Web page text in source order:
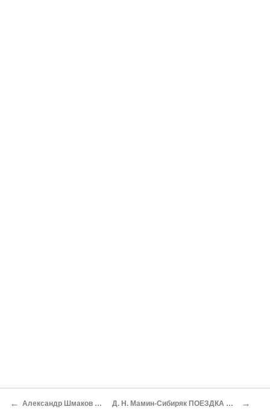
← Александр Шмаков НЕИЗВЕСТНЫЕ АВТОГРАФЫ Д. Н. Мамин-Сибиряк ПОЕЗДКА НА ГОРУ ИРЕМЕЛЬ [8] Из летних экскурсий →